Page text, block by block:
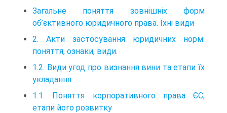
Загальне поняття зовнішніх форм
об’єктивного юридичного права. Їхні види
2. Акти застосування юридичних норм:
поняття, ознаки, види.
1.2. Види угод про визнання вини та етапи їх
укладання
1.1. Поняття корпоративного права ЄС,
етапи його розвитку